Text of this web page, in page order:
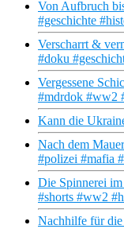
Von Aufbruch
#geschichte
Verscharrt &
#doku
Vergessene
#mdrdok #ww2
Kann die
Nach dem
#polizei #mafia
Die Spinnerei
#shorts #ww2
Nachhilfe für